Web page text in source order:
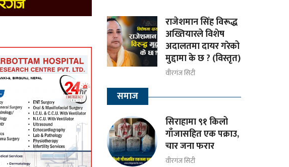
राजेशमान सिंह विरूद्ध
अख्तियारले विशेष
अदालतमा दायर गरेको
मुद्दामा के छ ? (विस्तृत)
वीरगंज सिटी
समाज
सिराहामा ९१ किलो
गाँजासहित एक पक्राउ,
चार जना फरार
वीरगंज सिटी